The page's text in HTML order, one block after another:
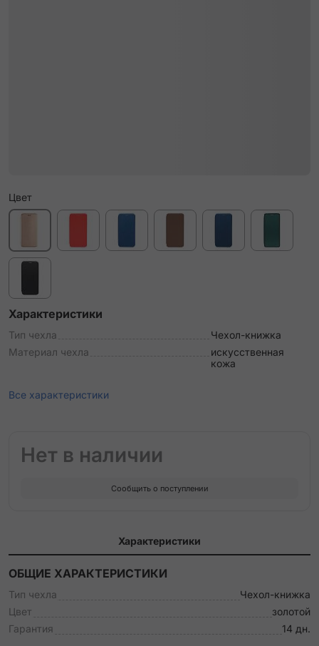
Цвет
Характеристики
Тип чехла
Чехол-книжка
Материал чехла
искусственная
кожа
Все характеристики
Нет в наличии
Сообщить о поступлении
Характеристики
ОБЩИЕ ХАРАКТЕРИСТИКИ
Тип чехла
Чехол-книжка
Цвет
золотой
Гарантия
14 дн.